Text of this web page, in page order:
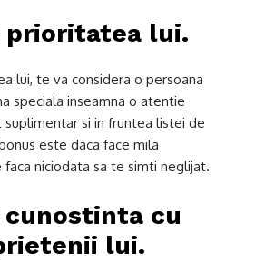
prioritatea lui.
lui, te va considera o persoana
speciala inseamna o atentie
si in fruntea listei de
este daca face mila
faca niciodata sa te simti neglijat.
cu
lui.